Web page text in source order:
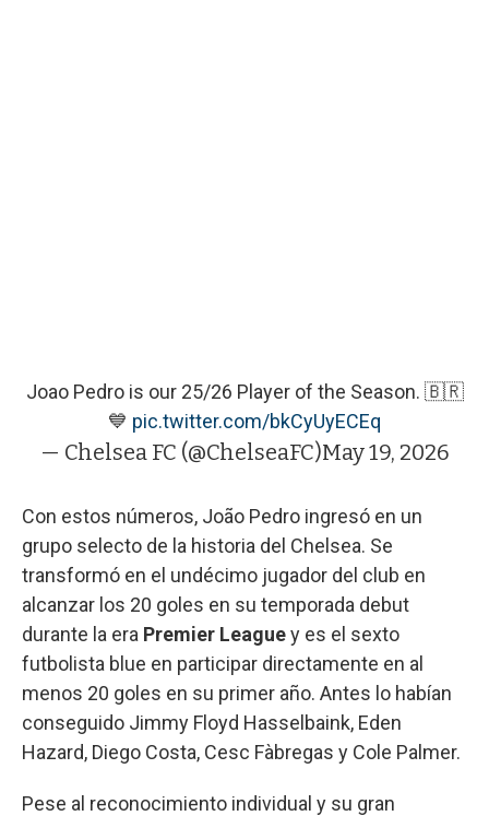
Joao Pedro is our 25/26 Player of the Season. 🇧🇷
💙 pic.twitter.com/bkCyUyECEq
— Chelsea FC (@ChelseaFC)May 19, 2026
Con estos números, João Pedro ingresó en un
grupo selecto de la historia del Chelsea. Se
transformó en el undécimo jugador del club en
alcanzar los 20 goles en su temporada debut
durante la era Premier Leaguey es el sexto
futbolista blue en participar directamente en al
menos 20 goles en su primer año. Antes lo habían
conseguido Jimmy Floyd Hasselbaink, Eden
Hazard, Diego Costa, Cesc Fàbregas y Cole Palmer.
Pese al reconocimiento individual y su gran